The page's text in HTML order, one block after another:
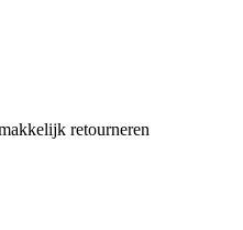
retourneren